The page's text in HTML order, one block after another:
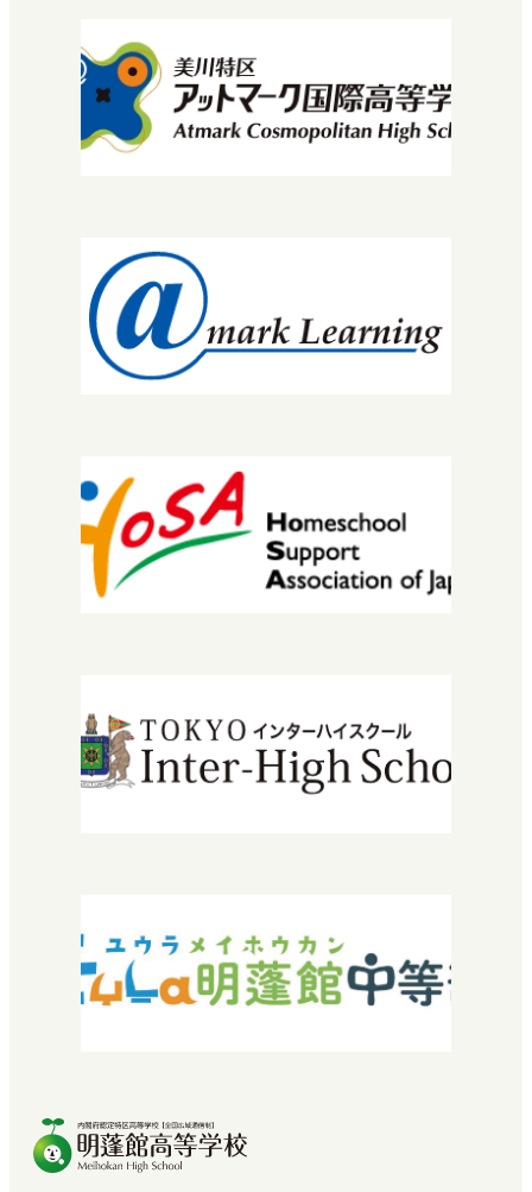
初めての方へ（明蓬館高校の特徴）
学び方
マイプロ
先生・コーチについて
バレエ・ダンサーコース
SNEC（スペシャルニーズ）
STEC
EuLa明蓬館中等部
スクールライフ
校長挨拶
教育理念・コンセプト
学校概要
進路実績
情報公開
エントリーから入学までの流れ
学費・授業料
特待生入試について
採用情報
SNEC提携希望の方へ
中学校教諭・福祉関係者の方へ